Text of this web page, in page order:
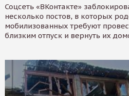
Соцсеть «ВКонтакте»
несколько постов, в которых
мобилизованных требуют
близким отпуск и вернуть их